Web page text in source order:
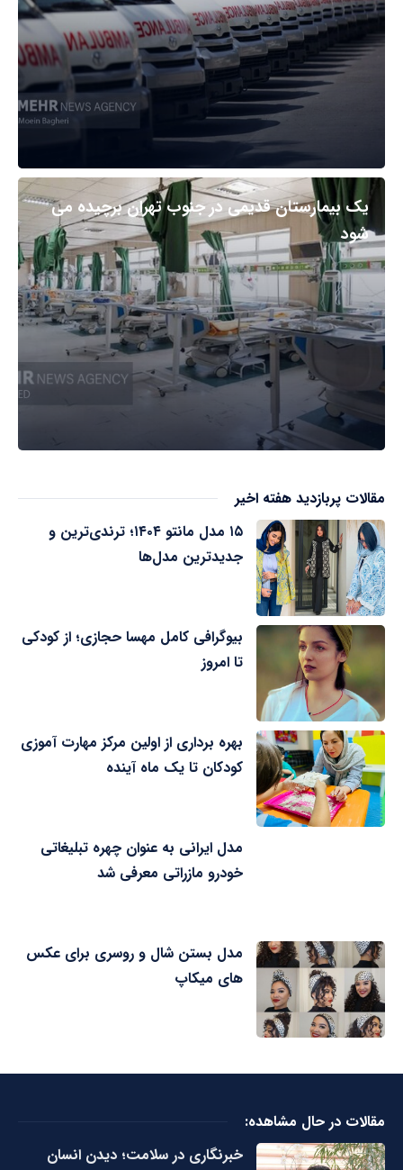
یک بیمارستان قدیمی در جنوب تهران برچیده می
شود
مقالات پربازدید هفته اخیر
۱۵ مدل مانتو ۱۴۰۴؛ ترندی‌ترین و
جدیدترین مدل‌ها
بیوگرافی کامل مهسا حجازی؛ از کودکی
تا امروز
بهره برداری از اولین مرکز مهارت آموزی
کودکان تا یک ماه آینده
مدل ایرانی به عنوان چهره تبلیغاتی
خودرو مازراتی معرفی شد
مدل بستن شال و روسری برای عکس
های میکاپ
مقالات در حال مشاهده:
خبرنگاری در سلامت؛ دیدن انسان